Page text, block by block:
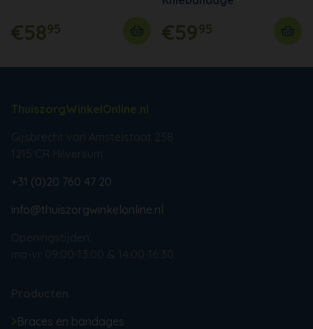
€5895 €5995
+31 (0)20 760 47 20
info@thuiszorgwinkelonline.nl
Braces en bandages